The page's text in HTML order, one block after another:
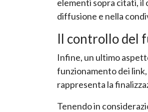
elementi sopra citati,
diffusione e nella
Il controllo del
Infine, un ultimo
funzionamento dei
rappresenta la
Tenendo in